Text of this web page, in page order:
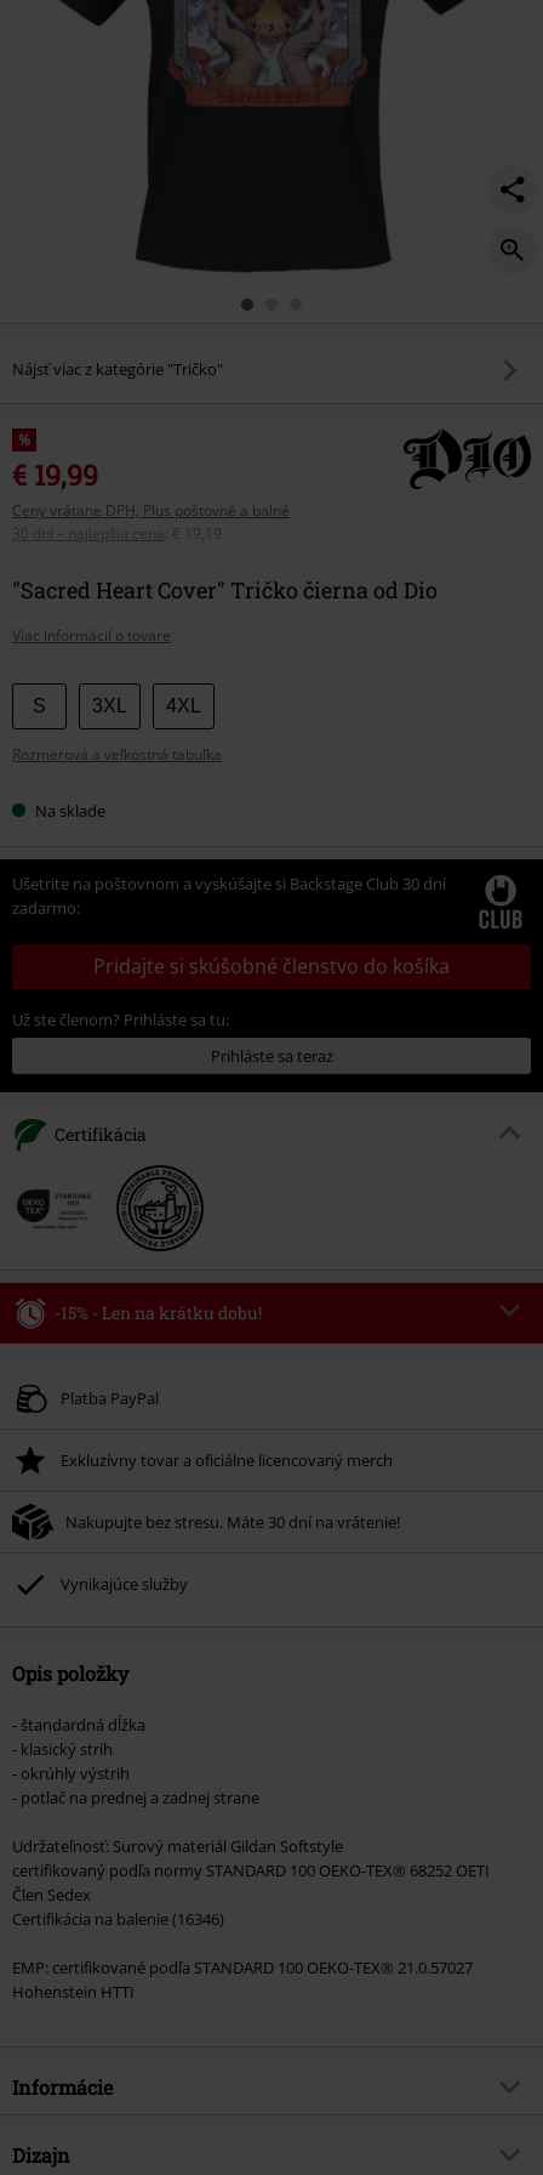
Nájsť viac z kategórie "Tričko"
%
€ 19,99
Ceny vrátane DPH, Plus poštovné a balné
30 dní – najlepšia cena
€ 19,19
"Sacred Heart Cover" Tričko čierna od Dio
Viac informácií o tovare
Vyberte
si
veľkosť
S 3XL 4XL
Rozmerová a veľkostná tabuľka
Na sklade
Ušetrite na poštovnom a vyskúšajte si Backstage Club 30 dní
zadarmo:
Pridajte si skúšobné členstvo do košíka
Už ste členom? Prihláste sa tu:
Prihláste sa teraz
Certifikácia
-15% - Len na krátku dobu!
Platné do 8/9/26
Po zadaní kódu v košíku, sa zľava uplatní automaticky.
Nemožno kombinovať s inými akciovými kódmi. Zľava sa nevzťahuje na:
knihy, médiá, vstupenky, Rammstein, (Till) Lindemann, Böhse Onkelz,
ktorých kúpou podporíte nadáciu.
Platba PayPal
Exkluzívny tovar a oficiálne licencovaný merch
Nakupujte bez stresu. Máte 30 dní na vrátenie!
Vynikajúce služby
Opis položky
- štandardná dĺžka
- klasický strih
- okrúhly výstrih
- potlač na prednej a zadnej strane
Udržateľnosť: Surový materiál Gildan Softstyle
certifikovaný podľa normy STANDARD 100 OEKO-TEX® 68252 OETI
Člen Sedex
Certifikácia na balenie (16346)
EMP: certifikované podľa STANDARD 100 OEKO-TEX® 21.0.57027
Hohenstein HTTI
Informácie
Tovar č.
Dizajn